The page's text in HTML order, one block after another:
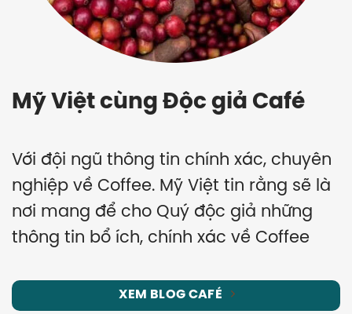
Mỹ Việt cùng Độc giả Café
Với đội ngũ thông tin chính xác, chuyên
nghiệp về Coffee. Mỹ Việt tin rằng sẽ là
nơi mang để cho Quý độc giả những
thông tin bổ ích, chính xác về Coffee
XEM BLOG CAFÉ